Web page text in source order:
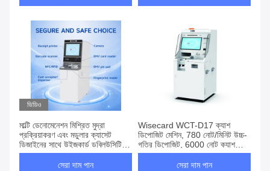
ভিডিও
মাল্টি ডেনোমেনেশন মিশ্রিত মুদ্রা
প্রক্রিয়াকরণ এবং মডুলার ক্যাসেট
ডিজাইনের সাথে উইজকার্ড ডব্লিউসিটি-সি
11 হাই স্পিড নগদ পুনর্ব্যবহারের সিস্টেম
সেরা দাম পান
Wisecard WCT-D17 ক্যাশ
ডিপোজিট মেশিন, 780 নোট/মিনিট উচ্চ-
গতির ডিপোজিট, 6000 নোট ক্যাশ
ব্যাগ, এবং 21.5" টাচ স্ক্রিন
সেরা দাম পান